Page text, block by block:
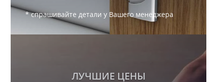
* спрашивайте детали у Вашего менеджера